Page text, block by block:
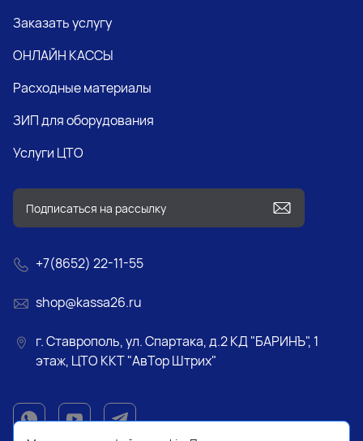
Заказать услугу
ОНЛАЙН КАССЫ
Расходные материалы
ЗИП для оборудования
Услуги ЦТО
+7(8652) 22-11-55
shop@kassa26.ru
г. Ставрополь, ул. Спартака, д.2 КД "БАРИНЪ", 1
этаж, ЦТО ККТ "АвТор Штрих"